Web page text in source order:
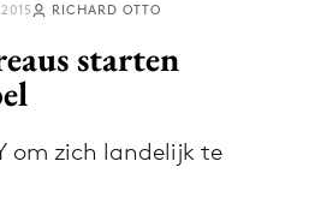
via de Adformatie
RICHARD OTTO
starten
om zich landelijk te